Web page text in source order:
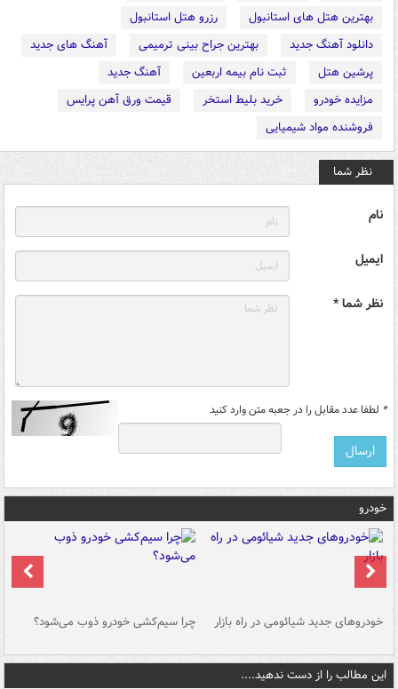
بهترین هتل های استانبول
رزرو هتل استانبول
دانلود آهنگ جدید
بهترین جراح بینی ترمیمی
آهنگ های جدید
پرشین هتل
ثبت نام بیمه اربعین
آهنگ جدید
مزایده خودرو
خرید بلیط استخر
قیمت ورق آهن پرایس
فروشنده مواد شیمیایی
نظر شما
نام
ایمیل
نظر شما *
* لطفا عدد مقابل را در جعبه متن وارد کنید
خودرو
خودروهای جدید شیائومی در راه بازار چرا سیم‌کشی خودرو ذوب می‌شود؟
این مطالب را از دست ندهید....